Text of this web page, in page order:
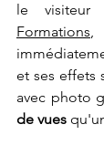
le
Formations,
et ses effets
avec photo
de vues